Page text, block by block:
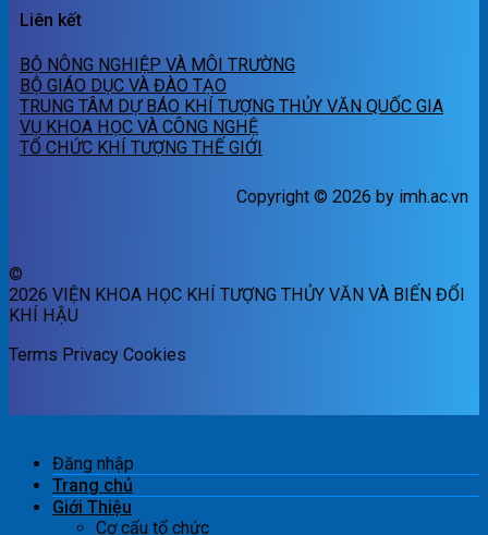
Liên kết
BỘ NÔNG NGHIỆP VÀ MÔI TRƯỜNG
BỘ GIÁO DỤC VÀ ĐÀO TẠO
TRUNG TÂM DỰ BÁO KHÍ TƯỢNG THỦY VĂN QUỐC GIA
VỤ KHOA HỌC VÀ CÔNG NGHỆ
TỔ CHỨC KHÍ TƯỢNG THẾ GIỚI
Copyright © 2026 by imh.ac.vn
©
2026 VIỆN KHOA HỌC KHÍ TƯỢNG THỦY VĂN VÀ BIẾN ĐỔI
KHÍ HẬU
Terms Privacy Cookies
Đăng nhập
Trang chủ
Giới Thiệu
Cơ cấu tổ chức